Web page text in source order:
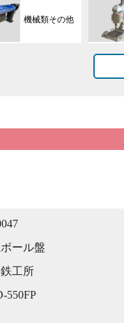
機械類その他
ール盤
工所
550FP